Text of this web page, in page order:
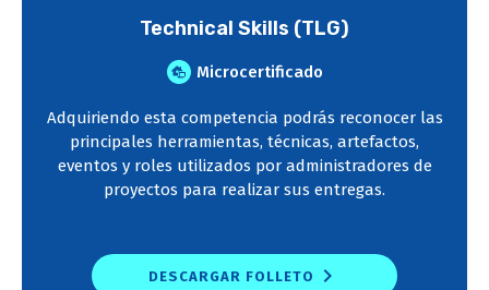
Technical Skills (TLG)
Microcertificado
Adquiriendo esta competencia podrás reconocer las
principales herramientas, técnicas, artefactos,
eventos y roles utilizados por administradores de
proyectos para realizar sus entregas.
DESCARGAR FOLLETO